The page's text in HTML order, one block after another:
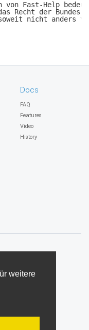
weitere
von Fast-Help
Recht der
nicht anders
Docs
FAQ
Features
Video
History